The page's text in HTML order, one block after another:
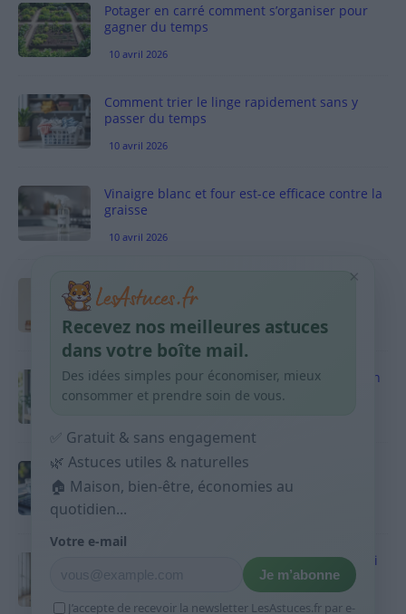
Potager en carré comment s’organiser pour
gagner du temps
10 avril 2026
Comment trier le linge rapidement sans y
passer du temps
10 avril 2026
Vinaigre blanc et four est-ce efficace contre la
graisse
10 avril 2026
Taches pigmentaires : routine simple +
habitudes qui aident
9 avril 2026
Produits ménagers : comment économiser en
courses sans acheter 10 sprays
Budget mensuel : méthode rapide pour
répartir son salaire dès le jour de paie
9 avril 2026
Sport 10 minutes par jour est-ce utile et quoi
9 avril 2026
×
Recevez nos meilleures astuces
dans votre boîte mail.
Des idées simples pour économiser, mieux
consommer et prendre soin de vous.
✅ Gratuit & sans engagement
🌿 Astuces utiles & naturelles
🏠 Maison, bien-être, économies au
quotidien...
Votre e-mail
Je m’abonne
J’accepte de recevoir la newsletter LesAstuces.fr par e-